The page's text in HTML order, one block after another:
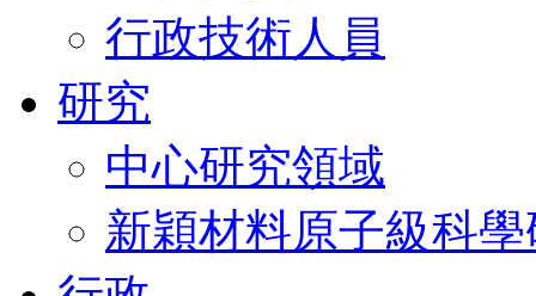
行政技術人員
研究
中心研究領域
新穎材料原子級科